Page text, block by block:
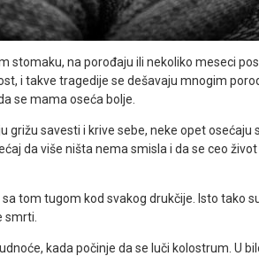
stomaku, na porođaju ili nekoliko meseci
i takve tragedije se dešavaju mnogim
se mama oseća bolje.
grižu savesti i krive sebe, neke opet
da više ništa nema smisla i da se ceo
tom tugom kod svakog drukčije. Isto tako
smrti.
kada počinje da se luči kolostrum. U